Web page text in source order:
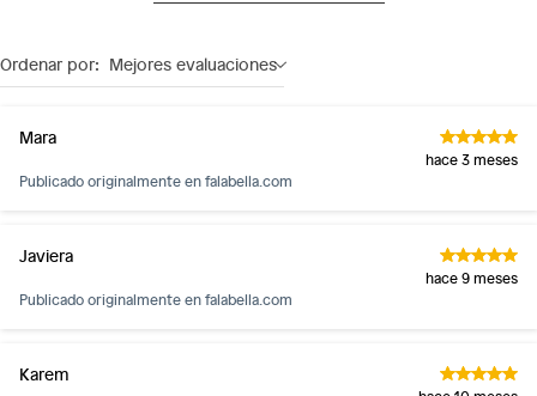
Ordenar por: Mejores evaluaciones
Mara
hace 3 meses
Publicado originalmente enfalabella.com
Javiera
hace 9 meses
Publicado originalmente enfalabella.com
Karem